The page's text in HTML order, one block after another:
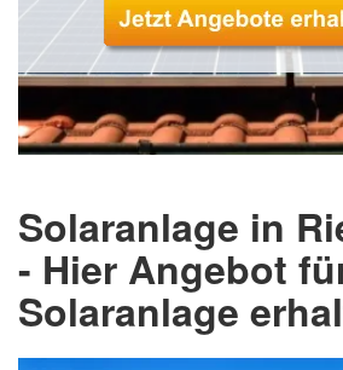
Solaranlage in
- Hier Angebot
Solaranlage